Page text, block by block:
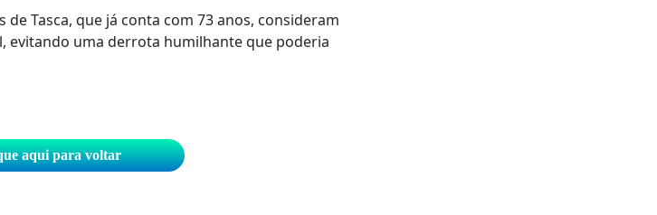
Tasca, que já conta com 73 anos, consideram
evitando uma derrota humilhante que poderia
aqui para voltar